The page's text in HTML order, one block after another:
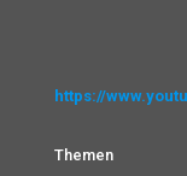
https://
Themen